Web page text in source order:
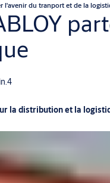
l'avenir du tranport et de la
la distribution et la